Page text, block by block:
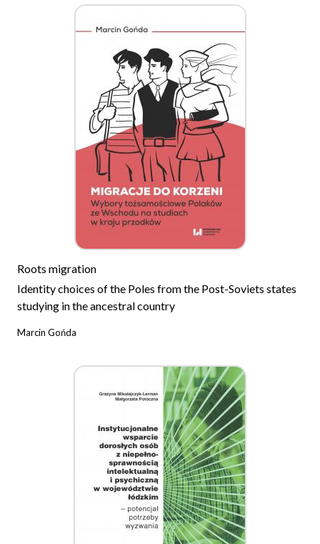
Roots migration
Identity choices of the Poles from the Post-Soviets states
studying in the ancestral country
Marcin Gońda